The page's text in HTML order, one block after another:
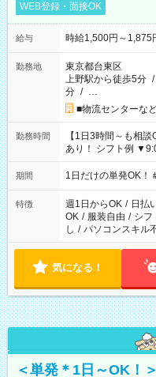
WEB登録・面接OK
給与 時給1,500円～1,875
勤務地
東京都台東区
上野駅から徒歩5分 /
分 / …
■物流センターな
勤務時間
【1日3時間～も相
あり！ シフト例
▼18:00～21:00
期間 1日だけの単発OK
特徴 週1日からOK / 日払
OK / 服装自由 / シフ
し / パソコンスキル
気になる！
＜単発＊1日～OK！